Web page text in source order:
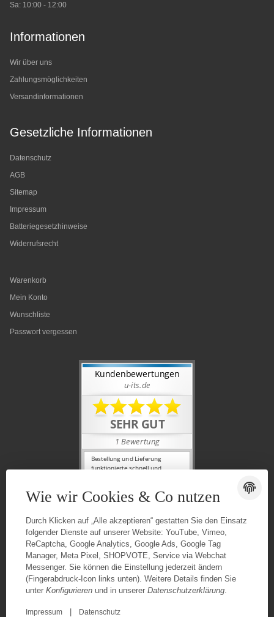
Sa: 10:00 - 12:00
Informationen
Wir über uns
Zahlungsmöglichkeiten
Versandinformationen
Gesetzliche Informationen
Datenschutz
AGB
Sitemap
Impressum
Batteriegesetzhinweise
Widerrufsrecht
Warenkorb
Mein Konto
Wunschliste
Passwort vergessen
Wie wir Cookies & Co nutzen
Durch Klicken auf „Alle akzeptieren“ gestatten Sie den Einsatz
folgender Dienste auf unserer Website: YouTube, Vimeo,
ReCaptcha, Google Analytics, Google Ads, Google Tag
Manager, Meta Pixel, SHOPVOTE, Service via Webchat
Messenger. Sie können die Einstellung jederzeit ändern
(Fingerabdruck-Icon links unten). Weitere Details finden Sie
unter Konfigurieren und in unserer Datenschutzerklärung.
Impressum Datenschutz